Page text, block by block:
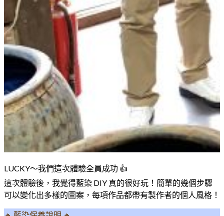
LUCKY～我們這次體驗全員成功 👍
這次體驗後，我覺得藍染 DIY 真的很好玩！簡單的幾個步驟
可以變化出多樣的圖案，每項作品都帶有製作者的個人風格！